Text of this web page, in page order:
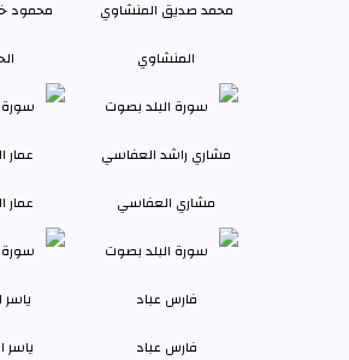
المنشاوي
مشاري العفاسي عمار
فارس عباد ياسر